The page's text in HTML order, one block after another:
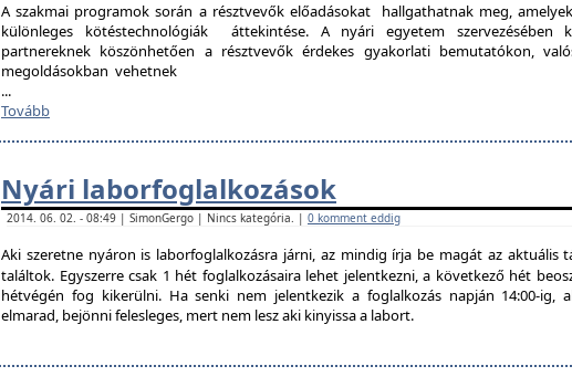
A szakmai programok során a résztvevők előadásokat hallgathatnak meg,
különleges kötéstechnológiák áttekintése. A nyári egyetem szervezésében
partnereknek köszönhetően a résztvevők érdekes gyakorlati bemutatókon,
megoldásokban vehetnek
...
Tovább
Nyári laborfoglalkozások
2014. 06. 02. - 08:49 | SimonGergo | Nincs kategória. | 0 komment eddig
Aki szeretne nyáron is laborfoglalkozásra járni, az mindig írja be magát az aktuális
találtok. Egyszerre csak 1 hét foglalkozásaira lehet jelentkezni, a következő hét
hétvégén fog kikerülni. Ha senki nem jelentkezik a foglalkozás napján 14:00-ig,
elmarad, bejönni felesleges, mert nem lesz aki kinyissa a labort.